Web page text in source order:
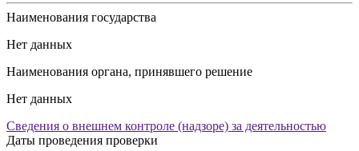
Наименования государства
Нет данных
Наименования органа, принявшего решение
Нет данных
Сведения о внешнем контроле (надзоре) за деятельностью
Даты проведения проверки